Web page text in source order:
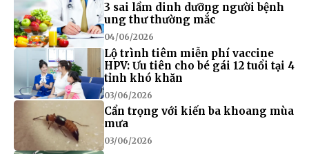
3 sai lầm dinh dưỡng người bệnh
ung thư thường mắc
04/06/2026
Lộ trình tiêm miễn phí vaccine
HPV: Ưu tiên cho bé gái 12 tuổi tại 4
tỉnh khó khăn
03/06/2026
Cẩn trọng với kiến ba khoang mùa
mưa
03/06/2026